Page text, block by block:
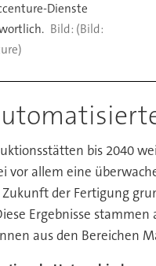
Dienste
(Bild:
bis 2040
allem eine
der Fertigung
Ergebnisse stammen
aus den Bereichen